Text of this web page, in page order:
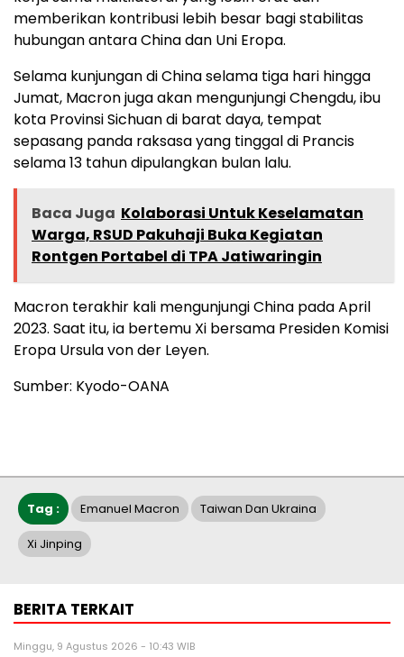
memberikan kontribusi lebih besar bagi stabilitas
hubungan antara China dan Uni Eropa.
Selama kunjungan di China selama tiga hari hingga
Jumat, Macron juga akan mengunjungi Chengdu, ibu
kota Provinsi Sichuan di barat daya, tempat
sepasang panda raksasa yang tinggal di Prancis
selama 13 tahun dipulangkan bulan lalu.
Baca Juga Kolaborasi Untuk Keselamatan
Warga, RSUD Pakuhaji Buka Kegiatan
Rontgen Portabel di TPA Jatiwaringin
Macron terakhir kali mengunjungi China pada April
2023. Saat itu, ia bertemu Xi bersama Presiden Komisi
Eropa Ursula von der Leyen.
Sumber: Kyodo-OANA
Tag : Emanuel Macron Taiwan Dan Ukraina
Xi Jinping
BERITA TERKAIT
Minggu, 9 Agustus 2026 - 10:43 WIB